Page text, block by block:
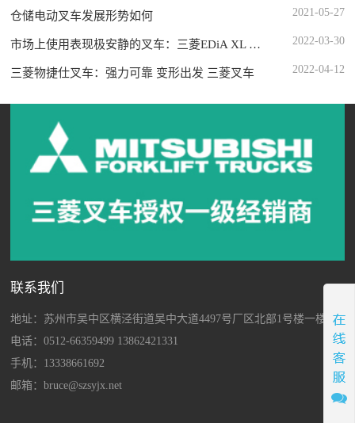
仓储电动叉车发展形势如何 2021-05-27
市场上使用表现极安静的叉车：三菱EDiA XL 圣阳机械 2022-03-30
三菱物捷仕叉车：强力可靠 变形出发 三菱叉车 2022-04-12
联系我们
地址：苏州市吴中区横泾街道吴中大道4497号厂区北部1号楼一楼
电话：0512-66359499 13862421331
手机：13338661692
邮箱：bruce@szsyjx.net